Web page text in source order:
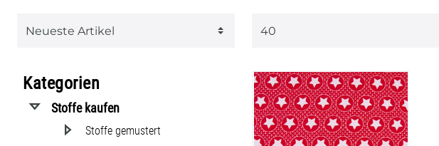
Kategorien
Stoffe kaufen
Stoffe gemustert